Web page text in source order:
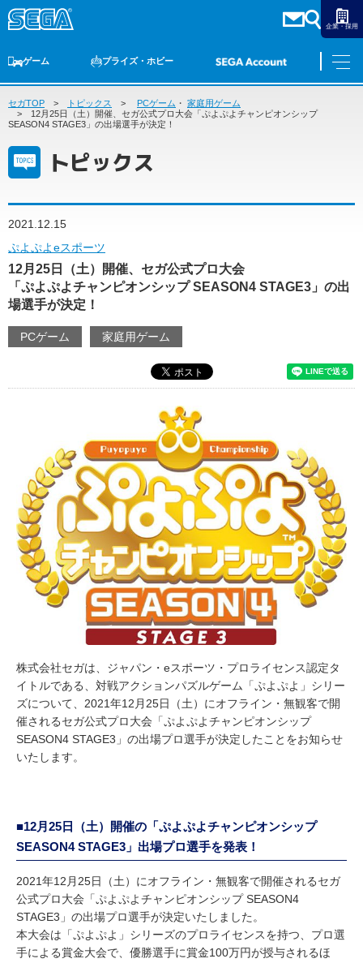
企業・採用
ゲーム
ゲームTOP 家庭用ゲーム PCゲーム スマホゲーム
プライズ・ホビー
プライズ トイ S-FIRE セガ ラッキーくじ
オンライン
ゲーム
家庭用ゲーム
スマホゲーム
プライズ・ホビー
S-FIRE
セガ ラッキーくじ
セガ ラッキーくじオンライン
アニメ
ダーツ
トピックス
セガTOP トピックス PCゲーム ・ 家庭用ゲーム
12月25日（土）開催、セガ公式プロ大会「ぷよぷよチャンピオンシップ
SEASON4 STAGE3」の出場選手が決定！
トピックス
2021.12.15
ぷよぷよeスポーツ
12月25日（土）開催、セガ公式プロ大会
「ぷよぷよチャンピオンシップ SEASON4 STAGE3」の出
場選手が決定！
PCゲーム 家庭用ゲーム
株式会社セガは、ジャパン・eスポーツ・プロライセンス認定タ
イトルである、対戦アクションパズルゲーム「ぷよぷよ」シリー
ズについて、2021年12月25日（土）にオフライン・無観客で開
催されるセガ公式プロ大会「ぷよぷよチャンピオンシップ
SEASON4 STAGE3」の出場プロ選手が決定したことをお知らせ
いたします。
■12月25日（土）開催の「ぷよぷよチャンピオンシップ
SEASON4 STAGE3」出場プロ選手を発表！
2021年12月25日（土）にオフライン・無観客で開催されるセガ
公式プロ大会「ぷよぷよチャンピオンシップ SEASON4
STAGE3」の出場プロ選手が決定いたしました。
本大会は「ぷよぷよ」シリーズのプロライセンスを持つ、プロ選
手による賞金大会で、優勝選手に賞金100万円が授与されるほ